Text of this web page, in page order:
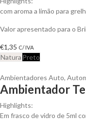
com aroma a limão para
Valor apresentado para o
€1,35 C/ IVA
Natura Preto
Ambientadores Auto,
Ambientador
Highlights:
Em frasco de vidro de 5ml